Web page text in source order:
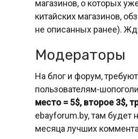
магазинов, о которых
китайских магазинов,
не описанных ранее).
Модераторы
На блог и форум,
пользователям-
место = 5$, второе 3$,
ebayforum.by, там будет
месяца лучших